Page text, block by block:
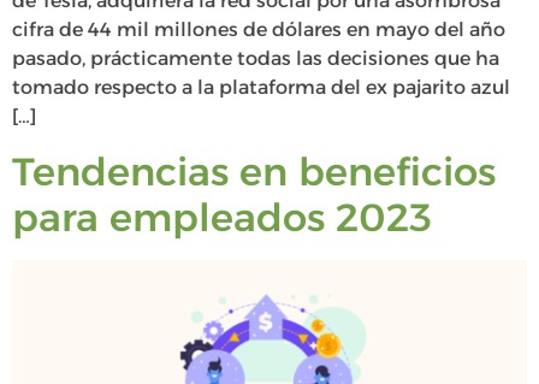
cifra de 44 mil millones de dólares en mayo del año
pasado, prácticamente todas las decisiones que ha
tomado respecto a la plataforma del ex pajarito azul
[…]
Tendencias en beneficios
para empleados 2023